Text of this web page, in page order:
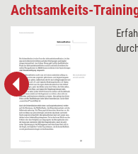
Achtsamkeits-